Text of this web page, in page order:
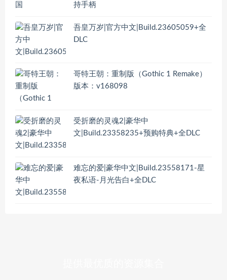
持手柄
吾皇万岁|官方中文|Build.23605059+全
DLC
哥特王朝：重制版（Gothic 1 Remake）
版本：v168098
受折磨的灵魂2|豪华中
文|Build.23358235+预购特典+全DLC
难忘的爱|豪华中文|Build.23558171-星
夜私语-月光告白+全DLC